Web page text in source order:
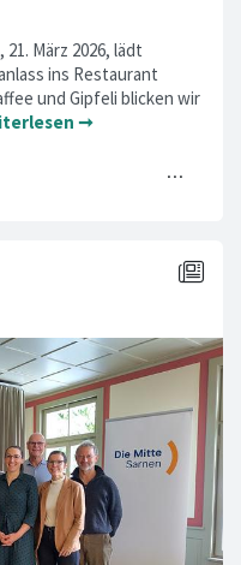
März 2026, lädt
ins Restaurant
und Gipfeli blicken wir
➞